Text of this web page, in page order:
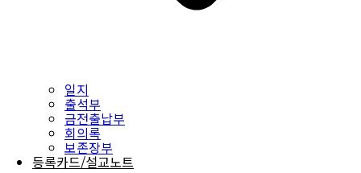
일지
출석부
금전출납부
회의록
보존장부
등록카드/설교노트